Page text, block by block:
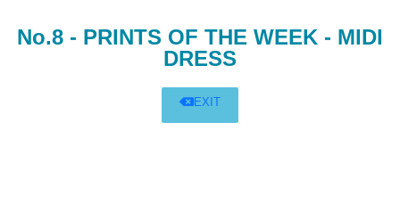
No.8 - PRINTS OF THE WEEK - MIDI
DRESS
EXIT